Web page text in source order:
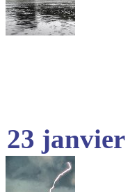
23 janvier